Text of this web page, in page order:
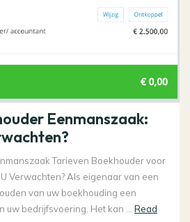
Eenmanszaak:
Tarieven Boekhouder voor
Verwachten? Als eigenaar van een
van uw boekhouding een
uw bedrijfsvoering. Het kan ... Read